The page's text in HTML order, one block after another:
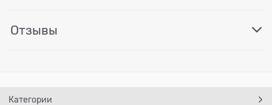
Отзывы
Категории